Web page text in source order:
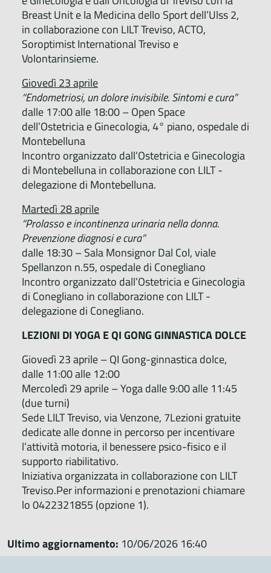
Breast Unit e la Medicina dello Sport dell’Ulss 2,
in collaborazione con LILT Treviso, ACTO,
Soroptimist International Treviso e
Volontarinsieme.
Giovedì 23 aprile
“Endometriosi, un dolore invisibile. Sintomi e cura”
dalle 17:00 alle 18:00 – Open Space
dell’Ostetricia e Ginecologia, 4° piano, ospedale di
Montebelluna
Incontro organizzato dall’Ostetricia e Ginecologia
di Montebelluna in collaborazione con LILT -
delegazione di Montebelluna.
Martedì 28 aprile
“Prolasso e incontinenza urinaria nella donna.
Prevenzione diagnosi e cura”
dalle 18:30 – Sala Monsignor Dal Col, viale
Spellanzon n.55, ospedale di Conegliano
Incontro organizzato dall’Ostetricia e Ginecologia
di Conegliano in collaborazione con LILT -
delegazione di Conegliano.
LEZIONI DI YOGA E QI GONG GINNASTICA DOLCE
Giovedì 23 aprile – QI Gong-ginnastica dolce,
dalle 11:00 alle 12:00
Mercoledì 29 aprile – Yoga dalle 9:00 alle 11:45
(due turni)
Sede LILT Treviso, via Venzone, 7Lezioni gratuite
dedicate alle donne in percorso per incentivare
l’attività motoria, il benessere psico-fisico e il
supporto riabilitativo.
Iniziativa organizzata in collaborazione con LILT
Treviso.Per informazioni e prenotazioni chiamare
lo 0422321855 (opzione 1).
Ultimo aggiornamento: 10/06/2026 16:40